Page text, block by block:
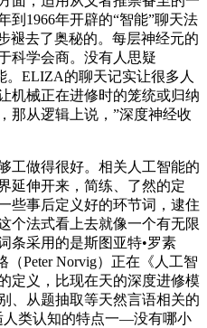
到1966年开辟的“智能”聊天法
褪去了奥秘的。每层神经元的
科学会商。没有人思疑
。ELIZA的聊天记实让很多人
机械正在进修时的笼统或归纳
那从逻辑上说，”深度神经收
做得很好。相关人工智能的
延伸开来，简练、了然的定
些事后定义好的环节词，逮住
个法式看上去就像一个有无限
条采用的是斯图亚特•罗素
（Peter Norvig）正在《人工智
定义，比现在天的深度进修模
、从题抽取等天然言语相关的
人类认知的特点一—没有哪小